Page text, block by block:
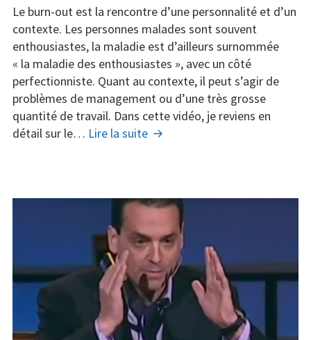
sont
les
symptômes
d’une
personne
souffrant
de
burn-
Le burn-out est la rencontre d’une personnalité et d’un
contexte. Les personnes malades sont souvent
enthousiastes, la maladie est d’ailleurs surnommée
« la maladie des enthousiastes », avec un côté
perfectionniste. Quant au contexte, il peut s’agir de
problèmes de management ou d’une très grosse
quantité de travail. Dans cette vidéo, je reviens en
détail sur le… Lire la suite Quels
d’une
personne
souffrant
de
burn-
out
?